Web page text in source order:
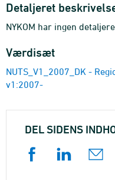
Detaljeret
NYKOM har ingen
Værdisæt
NUTS_V1_2007_DK -
v1:2007-
DEL SIDENS